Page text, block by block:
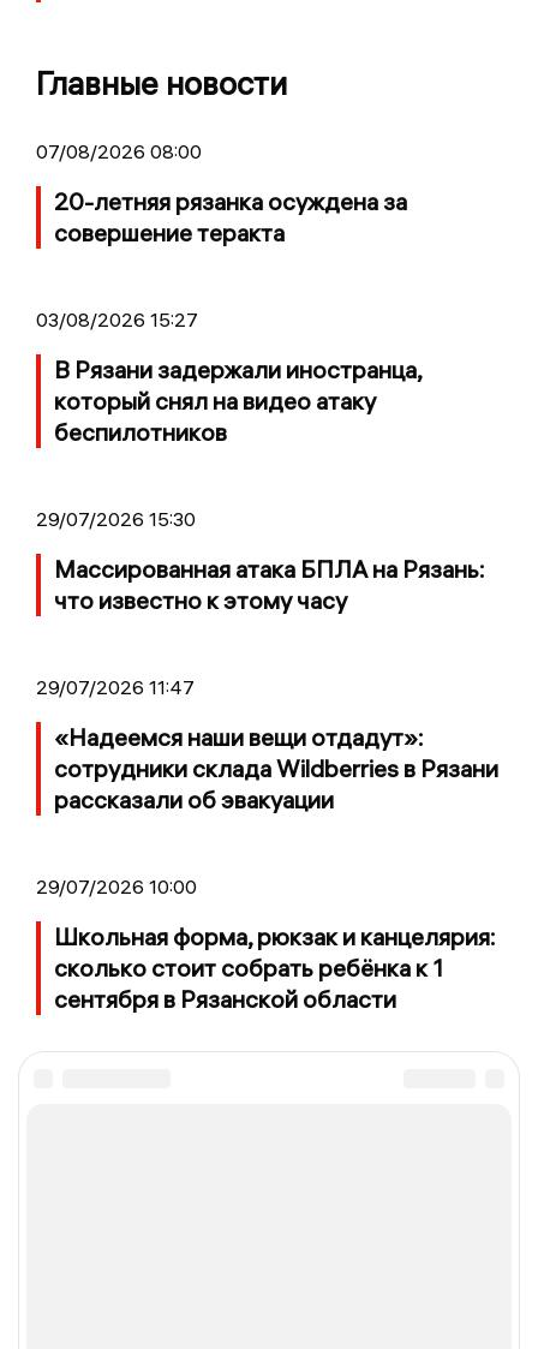
Главные новости
07/08/2026 08:00
20-летняя рязанка осуждена за
совершение теракта
03/08/2026 15:27
В Рязани задержали иностранца,
который снял на видео атаку
беспилотников
29/07/2026 15:30
Массированная атака БПЛА на Рязань:
что известно к этому часу
29/07/2026 11:47
«Надеемся наши вещи отдадут»:
сотрудники склада Wildberries в Рязани
рассказали об эвакуации
29/07/2026 10:00
Школьная форма, рюкзак и канцелярия:
сколько стоит собрать ребёнка к 1
сентября в Рязанской области